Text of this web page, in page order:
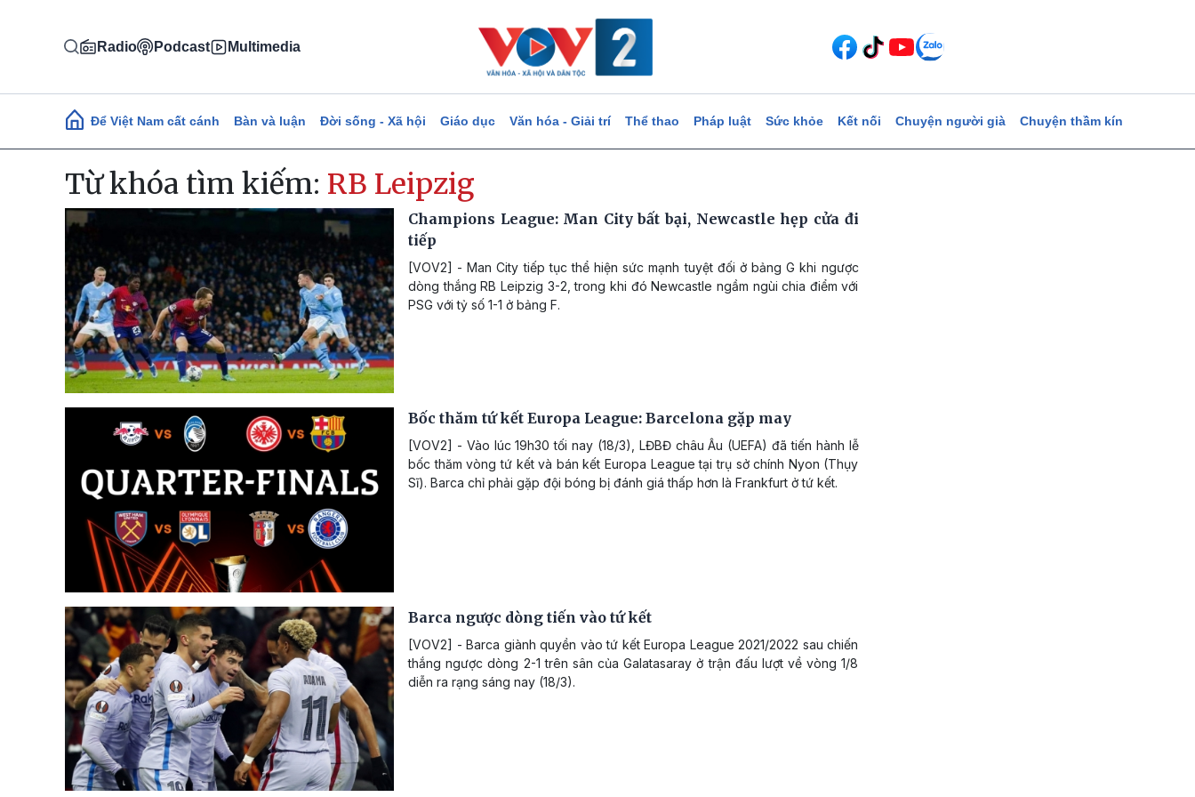
Radio Podcast Multimedia
Main navigation
Để Việt Nam cất cánh Bàn và luận Đời sống - Xã hội Giáo dục Văn hóa - Giải trí Thể thao Pháp luật Sức khỏe Kết nối Chuyện người già Chuyện thầm kín
Từ khóa tìm kiếm: RB Leipzig
Champions League: Man City bất bại, Newcastle hẹp cửa đi
tiếp
[VOV2] - Man City tiếp tục thể hiện sức mạnh tuyệt đối ở bảng G khi ngược
dòng thắng RB Leipzig 3-2, trong khi đó Newcastle ngầm ngùi chia điểm với
PSG với tỷ số 1-1 ở bảng F.
Bốc thăm tứ kết Europa League: Barcelona gặp may
[VOV2] - Vào lúc 19h30 tối nay (18/3), LĐBĐ châu Âu (UEFA) đã tiến hành lễ
bốc thăm vòng tứ kết và bán kết Europa League tại trụ sở chính Nyon (Thụy
Sĩ). Barca chỉ phải gặp đội bóng bị đánh giá thấp hơn là Frankfurt ở tứ kết.
Barca ngược dòng tiến vào tứ kết
[VOV2] - Barca giành quyền vào tứ kết Europa League 2021/2022 sau chiến
thắng ngược dòng 2-1 trên sân của Galatasaray ở trận đấu lượt về vòng 1/8
diễn ra rạng sáng nay (18/3).